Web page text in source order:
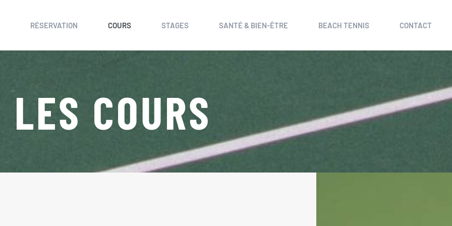
RÉSERVATION COURS STAGES SANTÉ & BIEN-ÊTRE BEACH TENNIS CONTACT
LES COURS